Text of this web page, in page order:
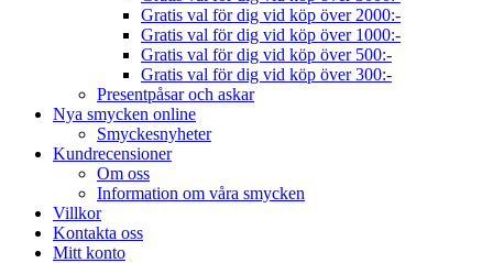
Gratis val för dig vid köp över 2000:-
Gratis val för dig vid köp över 1000:-
Gratis val för dig vid köp över 500:-
Gratis val för dig vid köp över 300:-
Presentpåsar och askar
Nya smycken online
Smyckesnyheter
Kundrecensioner
Om oss
Information om våra smycken
Villkor
Kontakta oss
Mitt konto